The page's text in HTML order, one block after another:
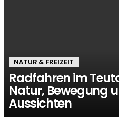
NATUR & FREIZEIT
Radfahren im
Natur, Bewegung
Aussichten